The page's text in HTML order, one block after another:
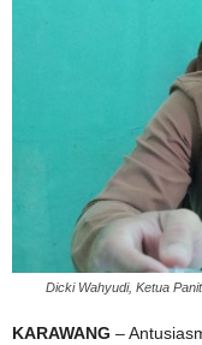
Dicki Wahyudi, Ketua
KARAWANG –